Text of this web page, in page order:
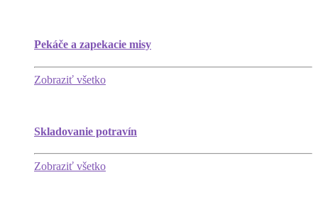
Pekáče a zapekacie misy
Zobraziť všetko
Skladovanie potravín
Zobraziť všetko